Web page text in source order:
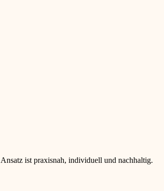
ist praxisnah, individuell und nachhaltig.